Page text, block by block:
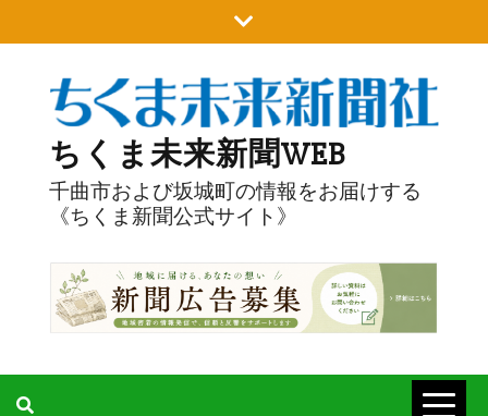
to
ちくま未来新聞WEB
千曲市および坂城町の情報をお届けする
《ちくま新聞公式サイト》